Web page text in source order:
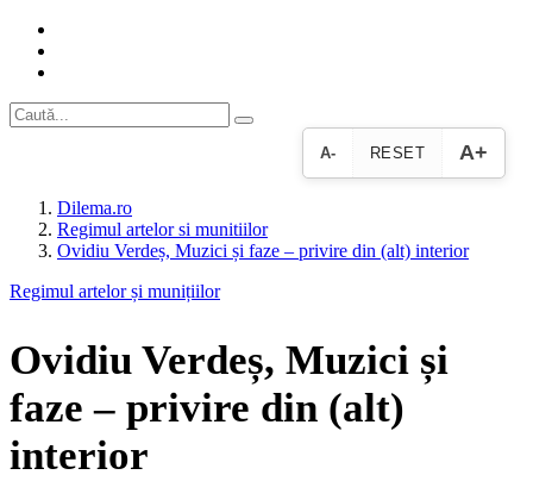
A- RESET A+
Dilema.ro
Regimul artelor si munitiilor
Ovidiu Verdeș, Muzici și faze – privire din (alt) interior
Regimul artelor și munițiilor
Ovidiu Verdeș, Muzici și
faze – privire din (alt)
interior